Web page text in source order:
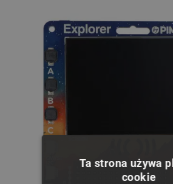
Ta strona używa
cookie